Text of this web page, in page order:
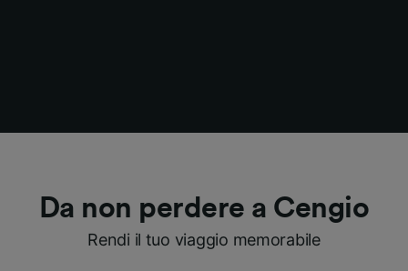
Da non perdere a Cengio
Rendi il tuo viaggio memorabile